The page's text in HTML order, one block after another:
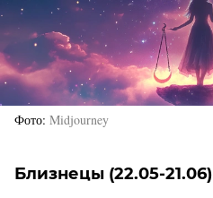
Фото Midjourney
Близнецы (22.05-21.06)